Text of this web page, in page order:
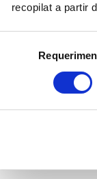
recopilat a partir
consentiment